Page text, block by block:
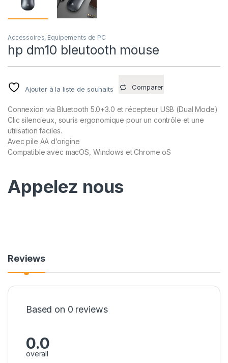
Accessoires, Equipements de PC
hp dm10 bleutooth mouse
Ajouter à la liste de souhaits Comparer
Connexion via Bluetooth 5.0+3.0 et récepteur USB (Dual Mode)
Clic silencieux, souris ergonomique pour un contrôle et une
utilisation faciles.
Avec pile AA d’origine
Compatible avec macOS, Windows et Chrome oS
Appelez nous
Reviews
Based on 0 reviews
0.0
overall